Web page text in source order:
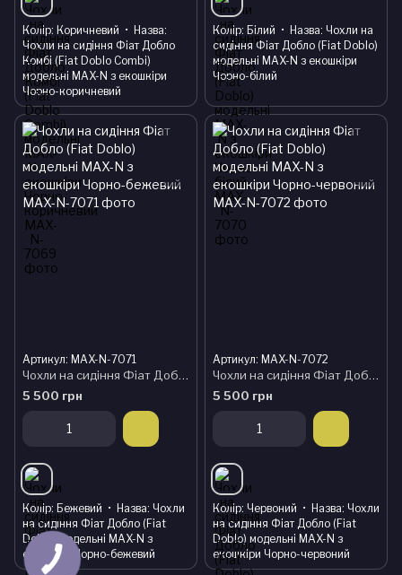
Колір Коричневий
Назва
Чохли на сидіння Фіат Добло
Комбі (Fiat Doblo Combi)
модельні MAX-N з екошкіри
Чорно-коричневий
Колір Білий Назва Чохли на
сидіння Фіат Добло (Fiat Doblo)
модельні MAX-N з екошкіри
Чорно-білий
Артикул: MAX-N-7071
Чохли на сидіння Фіат Добло (Fiat Doblo) модельні MAX-N з екошкіри Чорно-бежевий
5 500 грн
Колір Бежевий Назва Чохли
на сидіння Фіат Добло (Fiat
Doblo) модельні MAX-N з
екошкіри Чорно-бежевий
Артикул: MAX-N-7072
Чохли на сидіння Фіат Добло (Fiat Doblo) модельні MAX-N з екошкіри Чорно-червоний
5 500 грн
Колір Червоний Назва Чохли
на сидіння Фіат Добло (Fiat
Doblo) модельні MAX-N з
екошкіри Чорно-червоний